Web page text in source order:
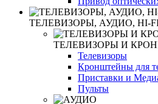
ТЕЛЕВИЗОРЫ, АУДИО, HI-
ТЕЛЕВИЗОРЫ И
Телевизоры
Кронштейны для
Приставки и
Пульты